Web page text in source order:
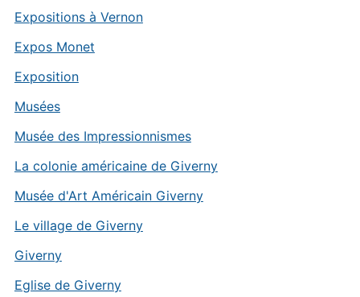
Expositions à Vernon
Expos Monet
Exposition
Musées
Musée des Impressionnismes
La colonie américaine de Giverny
Musée d'Art Américain Giverny
Le village de Giverny
Giverny
Eglise de Giverny